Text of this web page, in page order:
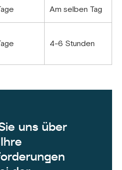
Am selben Tag
4-6 Stunden
uns über
Ihre